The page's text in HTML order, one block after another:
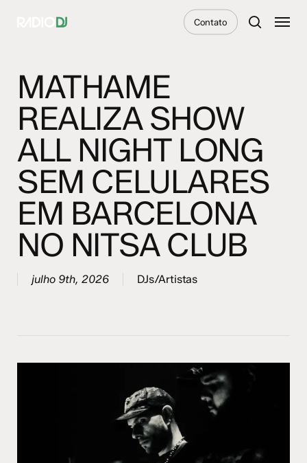
Contato
search
Menu
MATHAME
REALIZA SHOW
ALL NIGHT LONG
SEM CELULARES
EM BARCELONA
NO NITSA CLUB
julho 9th, 2026 DJs/Artistas